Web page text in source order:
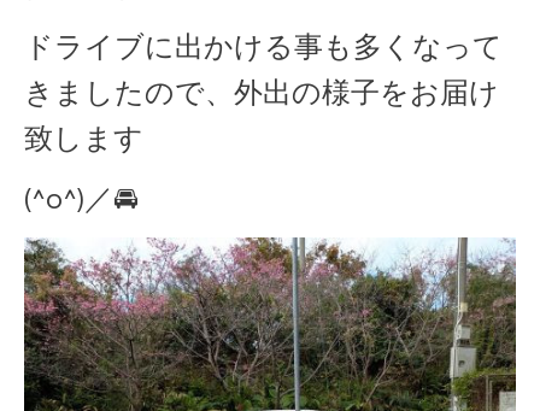
ドライブに出かける事も多くなって
きましたので、外出の様子をお届け
致します
(^o^)／🚘